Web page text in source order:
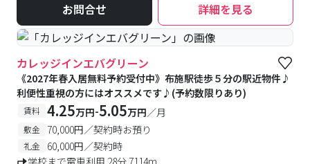
お問合せ 詳細を見る
カレッジインエバグリーン
《2027年春入居無料予約受付中》布施駅徒歩５分の駅近物件♪
利便性重視の方にはオススメです♪(予約数限りあり)
賃料 4.25万円-5.05万円／月
敷金 70,000円／契約時お預り
礼金
60,000円／契約時
学校まで電車利用 28分 7114m